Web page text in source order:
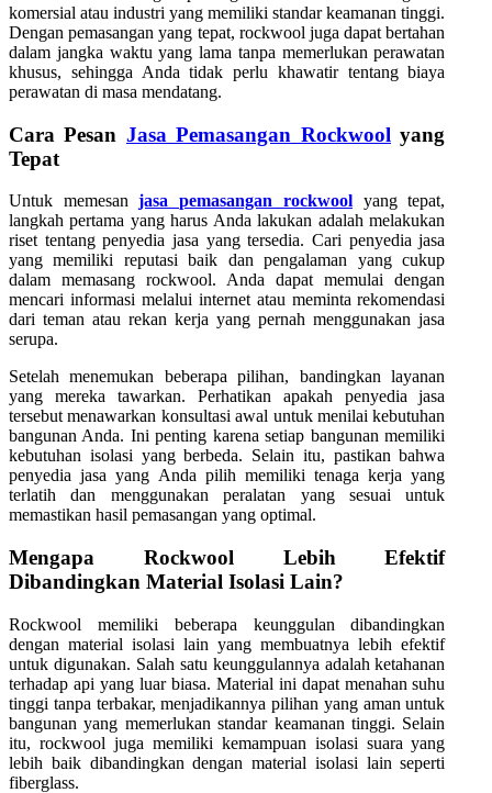
komersial atau industri yang memiliki standar keamanan tinggi.
Dengan pemasangan yang tepat, rockwool juga dapat bertahan
dalam jangka waktu yang lama tanpa memerlukan perawatan
khusus, sehingga Anda tidak perlu khawatir tentang biaya
perawatan di masa mendatang.
Cara Pesan Jasa Pemasangan Rockwool yang
Tepat
Untuk memesanjasa pemasangan rockwoolyang tepat,
langkah pertama yang harus Anda lakukan adalah melakukan
riset tentang penyedia jasa yang tersedia. Cari penyedia jasa
yang memiliki reputasi baik dan pengalaman yang cukup
dalam memasang rockwool. Anda dapat memulai dengan
mencari informasi melalui internet atau meminta rekomendasi
dari teman atau rekan kerja yang pernah menggunakan jasa
serupa.
Setelah menemukan beberapa pilihan, bandingkan layanan
yang mereka tawarkan. Perhatikan apakah penyedia jasa
tersebut menawarkan konsultasi awal untuk menilai kebutuhan
bangunan Anda. Ini penting karena setiap bangunan memiliki
kebutuhan isolasi yang berbeda. Selain itu, pastikan bahwa
penyedia jasa yang Anda pilih memiliki tenaga kerja yang
terlatih dan menggunakan peralatan yang sesuai untuk
memastikan hasil pemasangan yang optimal.
Mengapa Rockwool Lebih Efektif
Dibandingkan Material Isolasi Lain?
Rockwool memiliki beberapa keunggulan dibandingkan
dengan material isolasi lain yang membuatnya lebih efektif
untuk digunakan. Salah satu keunggulannya adalah ketahanan
terhadap api yang luar biasa. Material ini dapat menahan suhu
tinggi tanpa terbakar, menjadikannya pilihan yang aman untuk
bangunan yang memerlukan standar keamanan tinggi. Selain
itu, rockwool juga memiliki kemampuan isolasi suara yang
lebih baik dibandingkan dengan material isolasi lain seperti
fiberglass.